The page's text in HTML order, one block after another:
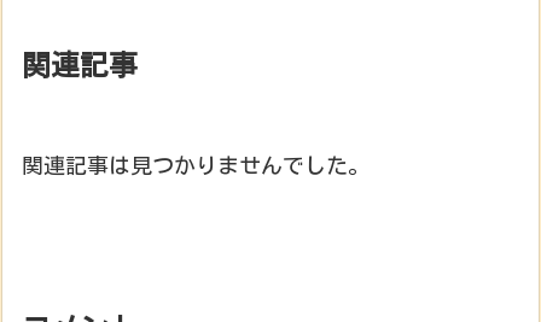
関連記事
関連記事は見つかりませんでした。